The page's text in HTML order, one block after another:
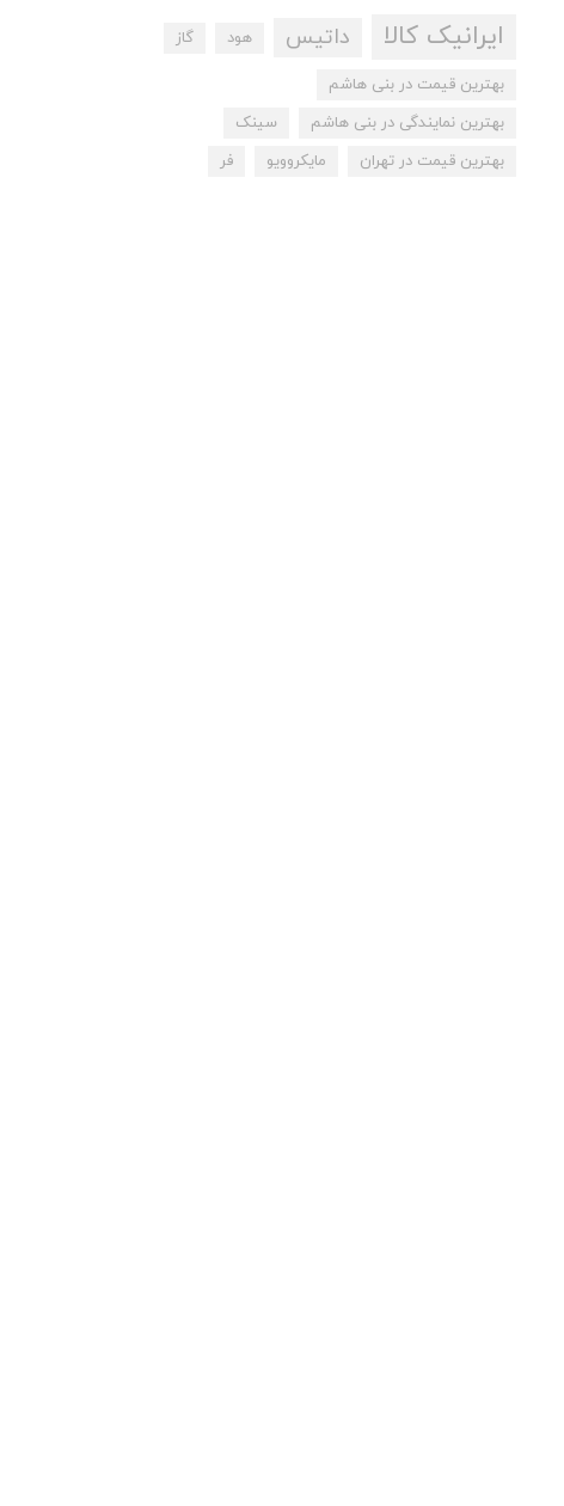
ایرانیک کالا داتیس هود گاز
بهترین قیمت در بنی هاشم
بهترین نمایندگی در بنی هاشم
سینک
بهترین قیمت در تهران
مایکروویو فر